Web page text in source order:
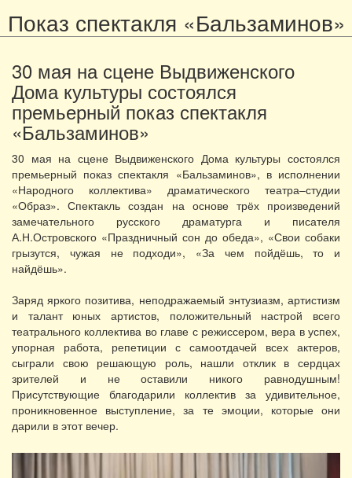
Показ спектакля «Бальзаминов»
30 мая на сцене Выдвиженского
Дома культуры состоялся
премьерный показ спектакля
«Бальзаминов»
30 мая на сцене Выдвиженского Дома культуры состоялся
премьерный показ спектакля «Бальзаминов», в исполнении
«Народного коллектива» драматического театра–студии
«Образ». Спектакль создан на основе трёх произведений
замечательного русского драматурга и писателя
А.Н.Островского «Праздничный сон до обеда», «Свои собаки
грызутся, чужая не подходи», «За чем пойдёшь, то и
найдёшь».
Заряд яркого позитива, неподражаемый энтузиазм, артистизм
и талант юных артистов, положительный настрой всего
театрального коллектива во главе с режиссером, вера в успех,
упорная работа, репетиции с самоотдачей всех актеров,
сыграли свою решающую роль, нашли отклик в сердцах
зрителей и не оставили никого равнодушным!
Присутствующие благодарили коллектив за удивительное,
проникновенное выступление, за те эмоции, которые они
дарили в этот вечер.